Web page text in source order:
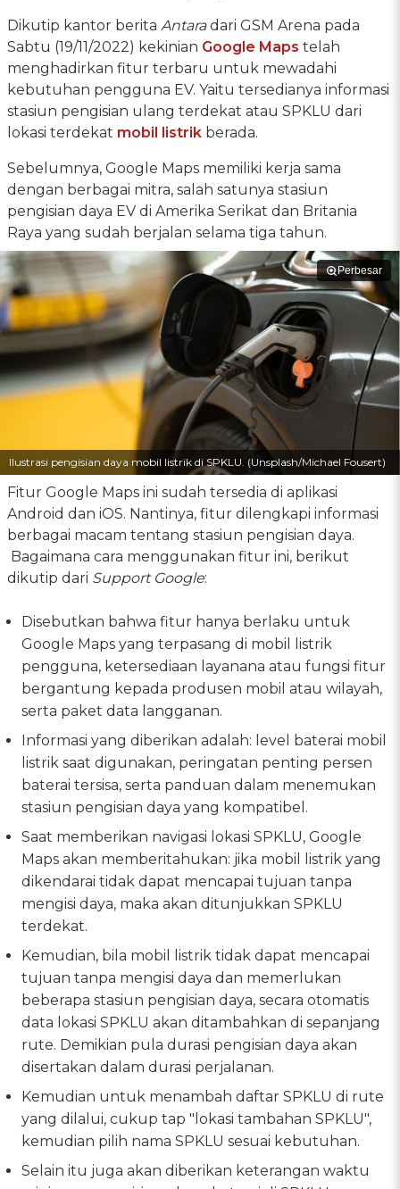
Dikutip kantor berita Antaradari GSM Arena pada
Sabtu (19/11/2022) kekinian Google Maps telah
menghadirkan fitur terbaru untuk mewadahi
kebutuhan pengguna EV. Yaitu tersedianya informasi
stasiun pengisian ulang terdekat atau SPKLU dari
lokasi terdekat mobil listrik berada.
Sebelumnya, Google Maps memiliki kerja sama
dengan berbagai mitra, salah satunya stasiun
pengisian daya EV di Amerika Serikat dan Britania
Raya yang sudah berjalan selama tiga tahun.
Perbesar
Ilustrasi pengisian daya mobil listrik di SPKLU. (Unsplash/Michael Fousert)
Fitur Google Maps ini sudah tersedia di aplikasi
Android dan iOS. Nantinya, fitur dilengkapi informasi
berbagai macam tentang stasiun pengisian daya.
Bagaimana cara menggunakan fitur ini, berikut
dikutip dari Support Google:
Disebutkan bahwa fitur hanya berlaku untuk
Google Maps yang terpasang di mobil listrik
pengguna, ketersediaan layanana atau fungsi fitur
bergantung kepada produsen mobil atau wilayah,
serta paket data langganan.
Informasi yang diberikan adalah: level baterai mobil
listrik saat digunakan, peringatan penting persen
baterai tersisa, serta panduan dalam menemukan
stasiun pengisian daya yang kompatibel.
Saat memberikan navigasi lokasi SPKLU, Google
Maps akan memberitahukan: jika mobil listrik yang
dikendarai tidak dapat mencapai tujuan tanpa
mengisi daya, maka akan ditunjukkan SPKLU
terdekat.
Kemudian, bila mobil listrik tidak dapat mencapai
tujuan tanpa mengisi daya dan memerlukan
beberapa stasiun pengisian daya, secara otomatis
data lokasi SPKLU akan ditambahkan di sepanjang
rute. Demikian pula durasi pengisian daya akan
disertakan dalam durasi perjalanan.
Kemudian untuk menambah daftar SPKLU di rute
yang dilalui, cukup tap "lokasi tambahan SPKLU",
kemudian pilih nama SPKLU sesuai kebutuhan.
Selain itu juga akan diberikan keterangan waktu